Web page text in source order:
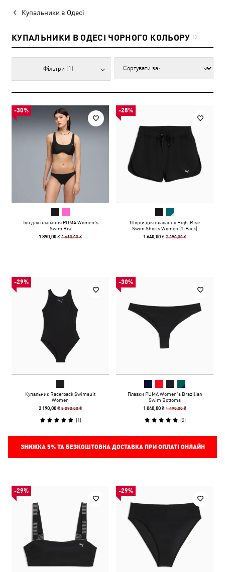
Купальники в Одесі
КУПАЛЬНИКИ В ОДЕСІ ЧОРНОГО КОЛЬОРУ 13
Фільтри (1)
-30%
Топ для плавання PUMA Women's
Swim Bra
1 890,00 ₴2 690,00 ₴
-28%
Шорти для плавання High-Rise
Swim Shorts Women (1-Pack)
1 640,00 ₴2 290,00 ₴
-29%
Купальник Racerback Swimsuit
Women
2 190,00 ₴3 090,00 ₴
(1)
-30%
Плавки PUMA Women's Brazilian
Swim Bottoms
1 040,00 ₴1 490,00 ₴
(2)
ЗНИЖКА 5%ТА БЕЗКОШТОВНА ДОСТАВКА ПРИ ОПЛАТІ ОНЛАЙН
-29% -29%